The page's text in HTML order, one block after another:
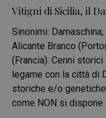
Vitigni di Sicilia, il
Sinonimi:
Alicante Branco
(Francia). Cenni
legame con la città di
storiche e/o
come NON si dispone